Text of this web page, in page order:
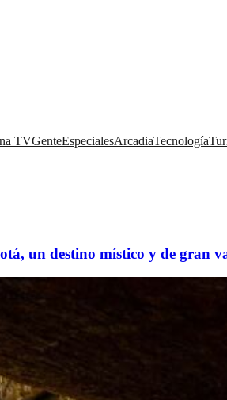
TVGenteEspecialesArcadiaTecnología
un destino místico y de gran